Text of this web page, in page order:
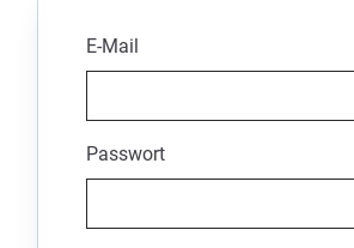
E-Mail
Passwort